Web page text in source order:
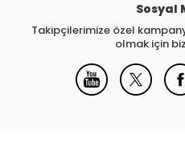
Sosyal
Takipçilerimize özel
olmak için